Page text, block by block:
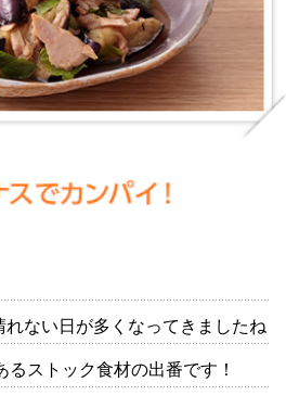
ない日が多くなってきましたね
ストック食材の出番です！